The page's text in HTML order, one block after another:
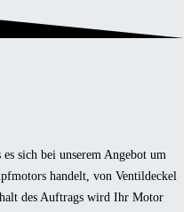
sich bei unserem Angebot um
handelt, von Ventildeckel
des Auftrags wird Ihr Motor